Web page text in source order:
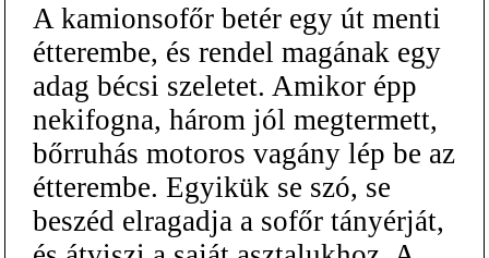
A kamionsofőr betér egy út menti
étterembe, és rendel magának egy
adag bécsi szeletet. Amikor épp
nekifogna, három jól megtermett,
bőrruhás motoros vagány lép be az
étterembe. Egyikük se szó, se
beszéd elragadja a sofőr tányérját,